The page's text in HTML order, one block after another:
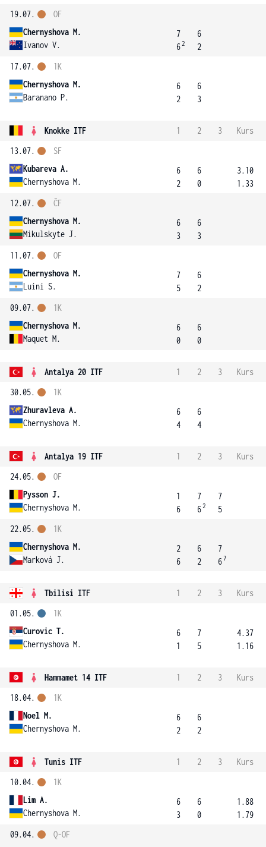
19.07.
Chernyshova M.
Ivanov V.
OF
7
62
6
2
17.07.
Chernyshova M.
Baranano P.
1K
6
2
6
3
Knokke ITF 1 2 3
Kurs
13.07.
Kubareva A.
Chernyshova M.
SF
6
2
6
0
3.10
1.33
12.07.
Chernyshova M.
Mikulskyte J.
ČF
6
3
6
3
11.07.
Chernyshova M.
Luini S.
OF
7
5
6
2
09.07.
Chernyshova M.
Maquet M.
1K
6
0
6
0
Antalya 20 ITF 1 2 3
Kurs
30.05.
Zhuravleva A.
Chernyshova M.
1K
6
4
6
4
Antalya 19 ITF 1 2 3
Kurs
24.05.
Pysson J.
Chernyshova M.
OF
1
6
7
62
7
5
22.05.
Chernyshova M.
Marková J.
1K
2
6
6
2
7
67
Tbilisi ITF 1 2 3
Kurs
01.05.
Curovic T.
Chernyshova M.
1K
6
1
7
5
4.37
1.16
Hammamet 14 ITF 1 2 3
Kurs
18.04.
Noel M.
Chernyshova M.
1K
6
2
6
2
Tunis ITF 1 2 3
Kurs
10.04.
Lim A.
Chernyshova M.
1K
6
3
6
0
1.88
1.79
09.04.
Q-OF